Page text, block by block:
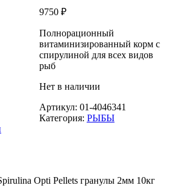
9750 ₽
Полнорационный
витаминизированный корм с
спирулиной для всех видов
рыб
Нет в наличии
Артикул: 01-4046341
Категория: РЫБЫ
Opti Pellets гранулы 2мм 10кг